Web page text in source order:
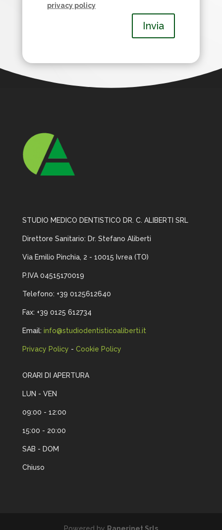
privacy policy
Invia
STUDIO MEDICO DENTISTICO DR. C. ALIBERTI SRL
Direttore Sanitario: Dr. Stefano Aliberti
Via Emilio Pinchia, 2 - 10015 Ivrea (TO)
P.IVA 04515170019
Telefono: +39 0125612640
Fax: +39 0125 612734
Email: info@studiodentisticoaliberti.it
Privacy Policy - Cookie Policy
ORARI DI APERTURA
LUN - VEN
09:00 - 12:00
15:00 - 20:00
SAB - DOM
Chiuso